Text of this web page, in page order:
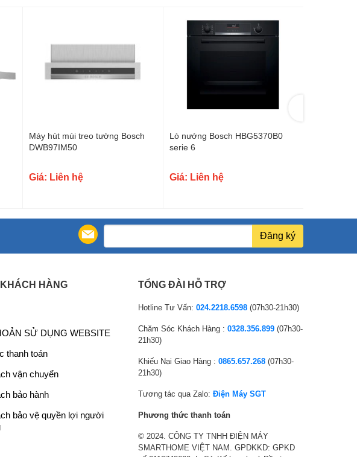
Máy hút mùi treo tường Bosch
DWB97IM50
Giá: Liên hệ
Lò nướng Bosch HBG5370B0
serie 6
Giá: Liên hệ
Đăng ký
HÀNG
SỬ DỤNG WEBSITE
thanh toán
vận chuyển
bảo hành
bảo vệ quyền lợi người
TỔNG ĐÀI HỖ TRỢ
Hotline Tư Vấn:024.2218.6598 (07h30-21h30)
Chăm Sóc Khách Hàng :0328.356.899 (07h30-
21h30)
Khiếu Nại Giao Hàng :0865.657.268 (07h30-
21h30)
Tương tác qua Zalo:Điện Máy SGT
Phương thức thanh toán
© 2024. CÔNG TY TNHH ĐIỆN MÁY
SMARTHOME VIỆT NAM. GPDKKD: GPKD